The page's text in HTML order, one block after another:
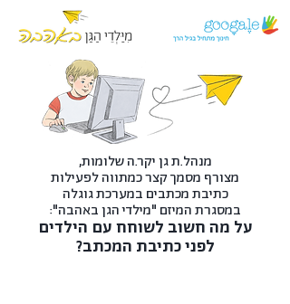
מנהל.ת גן יקר.ה שלומות,
מצורף מסמך קצר כמתווה לפעילות
כתיבת מכתבים במערכת גוגלה
במסגרת המיזם "מילדי הגן באהבה":
על מה חשוב לשוחח עם הילדים
לפני כתיבת המכתב?